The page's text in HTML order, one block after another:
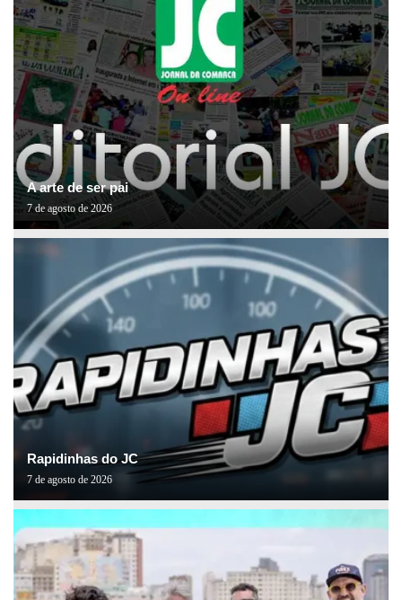
A arte de ser pai
7 de agosto de 2026
Rapidinhas do JC
7 de agosto de 2026